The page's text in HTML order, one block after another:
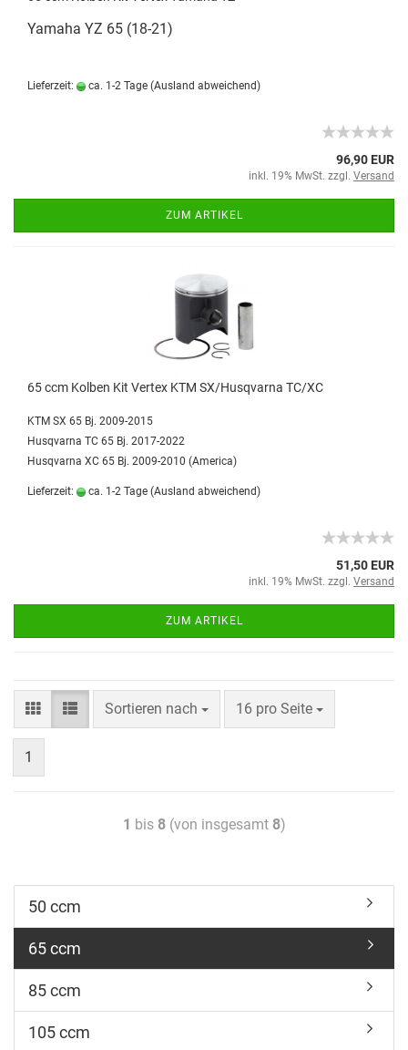
Yamaha YZ 65 (18-21)
Lieferzeit: ca. 1-2 Tage (Ausland abweichend)
96,90 EUR
inkl. 19% MwSt. zzgl. Versand
ZUM ARTIKEL
65 ccm Kolben Kit Vertex KTM SX/Husqvarna TC/XC
KTM SX 65 Bj. 2009-2015
Husqvarna TC 65 Bj. 2017-2022
Husqvarna XC 65 Bj. 2009-2010 (America)
Lieferzeit: ca. 1-2 Tage (Ausland abweichend)
51,50 EUR
inkl. 19% MwSt. zzgl. Versand
ZUM ARTIKEL
Sortieren nach 16 pro Seite
1
1 bis 8(von insgesamt 8)
50 ccm
65 ccm
85 ccm
105 ccm